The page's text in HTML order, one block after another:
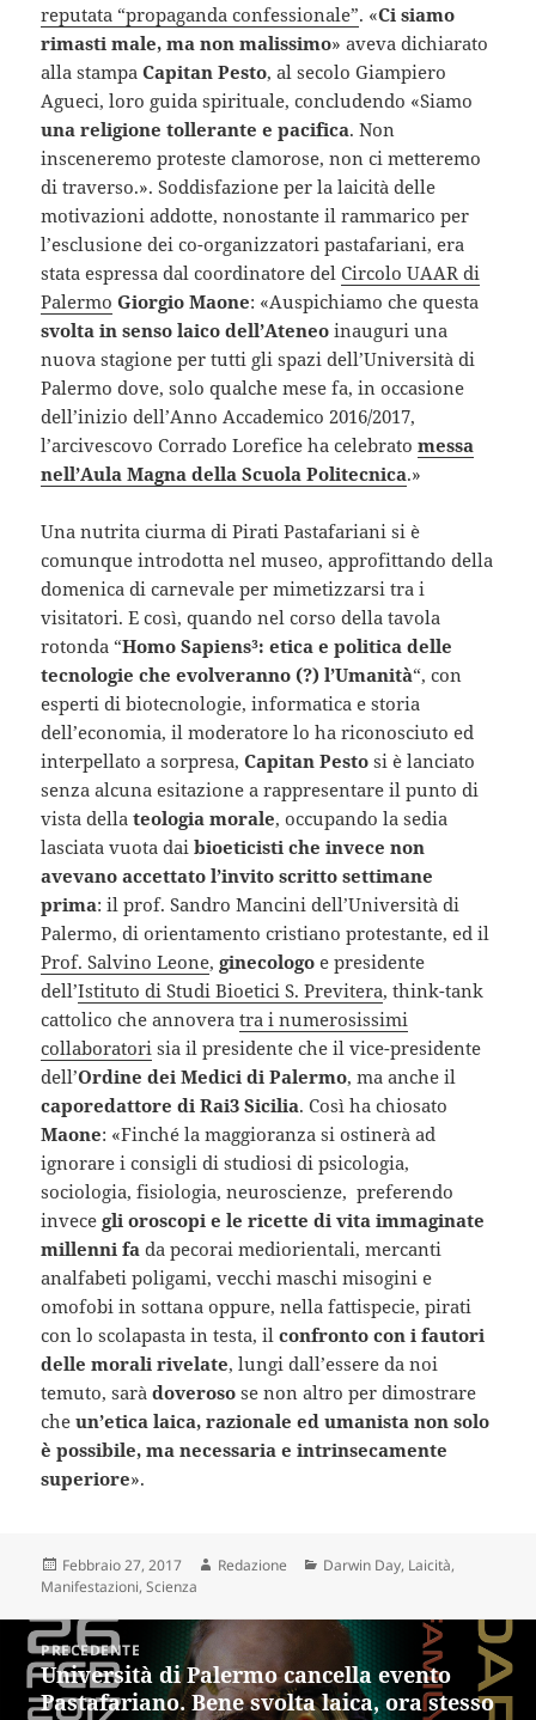
reputata “propaganda confessionale”. «Ci siamo
rimasti male, ma non malissimo» aveva dichiarato
alla stampaCapitan Pesto, al secolo Giampiero
Agueci, loro guida spirituale, concludendo «Siamo
una religione tollerante e pacifica. Non
insceneremo proteste clamorose, non ci metteremo
di traverso.». Soddisfazione per la laicità delle
motivazioni addotte, nonostante il rammarico per
l’esclusione dei co-organizzatori pastafariani, era
stata espressa dal coordinatore delCircolo UAAR di
Palermo Giorgio Maone: «Auspichiamo che questa
svolta in senso laico dell’Ateneo inauguri una
nuova stagione per tutti gli spazi dell’Università di
Palermo dove, solo qualche mese fa, in occasione
dell’inizio dell’Anno Accademico 2016/2017,
l’arcivescovo Corrado Lorefice ha celebratomessa
nell’Aula Magna della Scuola Politecnica.»
Una nutrita ciurma di Pirati Pastafariani si è
comunque introdotta nel museo, approfittando della
domenica di carnevale per mimetizzarsi tra i
visitatori. E così, quando nel corso della tavola
rotonda “Homo Sapiens³: etica e politica delle
tecnologie che evolveranno (?) l’Umanità“, con
esperti di biotecnologie, informatica e storia
dell’economia, il moderatore lo ha riconosciuto ed
interpellato a sorpresa,Capitan Pesto si è lanciato
senza alcuna esitazione a rappresentare il punto di
vista della teologia morale, occupando la sedia
lasciata vuota daibioeticisti che invece non
avevano accettato l’invito scritto settimane
prima: il prof. Sandro Mancini dell’Università di
Palermo, di orientamento cristiano protestante, ed il
Prof. Salvino Leone,ginecologo e presidente
dell’Istituto di Studi Bioetici S. Previtera, think-tank
cattolico che annoveratra i numerosissimi
collaboratori sia il presidente che il vice-presidente
dell’Ordine dei Medici di Palermo, ma anche il
caporedattore di Rai3 Sicilia. Così ha chiosato
Maone: «Finché la maggioranza si ostinerà ad
ignorare i consigli di studiosi di psicologia,
sociologia, fisiologia, neuroscienze, preferendo
invecegli oroscopi e le ricette di vita immaginate
millenni fa da pecorai mediorientali, mercanti
analfabeti poligami, vecchi maschi misogini e
omofobi in sottana oppure, nella fattispecie, pirati
con lo scolapasta in testa, ilconfronto con i fautori
delle morali rivelate, lungi dall’essere da noi
temuto, saràdoveroso se non altro per dimostrare
cheun’etica laica, razionale ed umanista non solo
è possibile, ma necessaria e intrinsecamente
superiore».
Scritto
il
Febbraio 27, 2017 Autore
Redazione Categorie
Darwin Day, Laicità,
Manifestazioni,Scienza
Navigazione
articoliPRECEDENTE
Articolo
precedente:
Università di Palermo cancella evento
Pastafariano. Bene svolta laica, ora stesso